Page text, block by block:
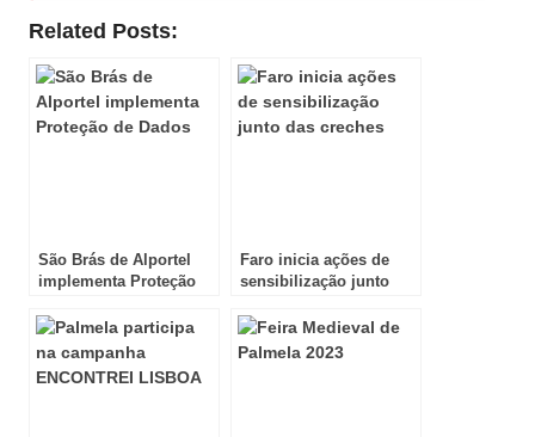
Related Posts:
São Brás de Alportel
implementa Proteção
Faro inicia ações de
sensibilização junto